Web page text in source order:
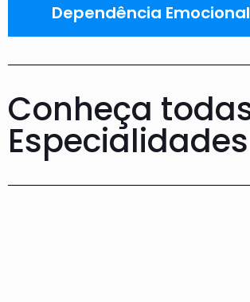
Dependência Emocional
Conheça
Especialidades